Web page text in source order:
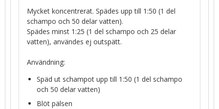
Mycket koncentrerat. Spädes upp till 1:50 (1 del
schampo och 50 delar vatten).
Spädes minst 1:25 (1 del schampo och 25 delar
vatten), användes ej outspätt.
Användning:
Späd ut schampot upp till 1:50 (1 del schampo
och 50 delar vatten)
Blöt pälsen